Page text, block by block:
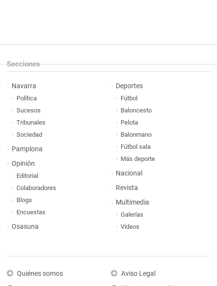
Secciones
Navarra
Política
Sucesos
Tribunales
Sociedad
Pamplona
Opinión
Editorial
Colaboradores
Blogs
Encuestas
Osasuna
Deportes
Fútbol
Baloncesto
Pelota
Balonmano
Fútbol sala
Más deporte
Nacional
Revista
Multimedia
Galerías
Vídeos
Quiénes somos
Aviso Legal